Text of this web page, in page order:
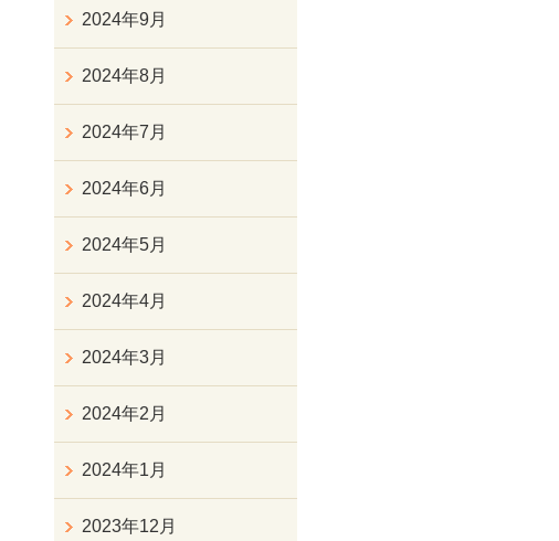
2024年9月
2024年8月
2024年7月
2024年6月
2024年5月
2024年4月
2024年3月
2024年2月
2024年1月
2023年12月